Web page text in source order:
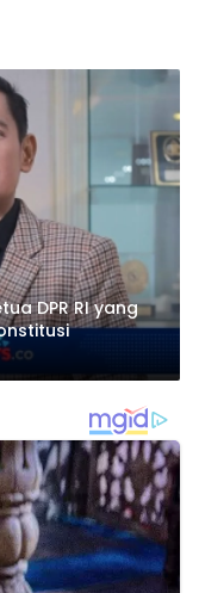
DPR RI yang